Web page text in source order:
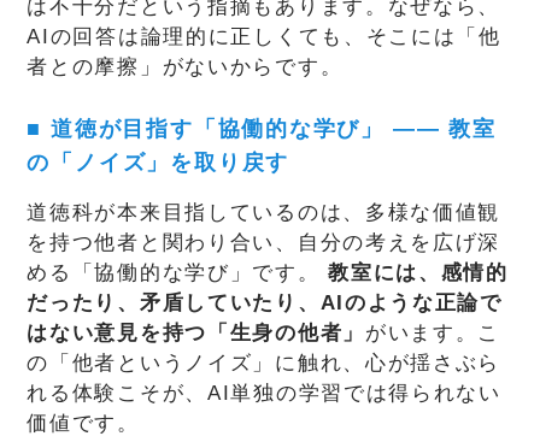
は不十分だという指摘もあります。なぜなら、
AIの回答は論理的に正しくても、そこには「他
者との摩擦」がないからです。
■ 道徳が目指す「協働的な学び」 —— 教室
の「ノイズ」を取り戻す
道徳科が本来目指しているのは、多様な価値観
を持つ他者と関わり合い、自分の考えを広げ深
める「協働的な学び」です。
教室には、感情的
だったり、矛盾していたり、AIのような正論で
はない意見を持つ「生身の他者」 がいます。こ
の「他者というノイズ」に触れ、心が揺さぶら
れる体験こそが、AI単独の学習では得られない
価値です。